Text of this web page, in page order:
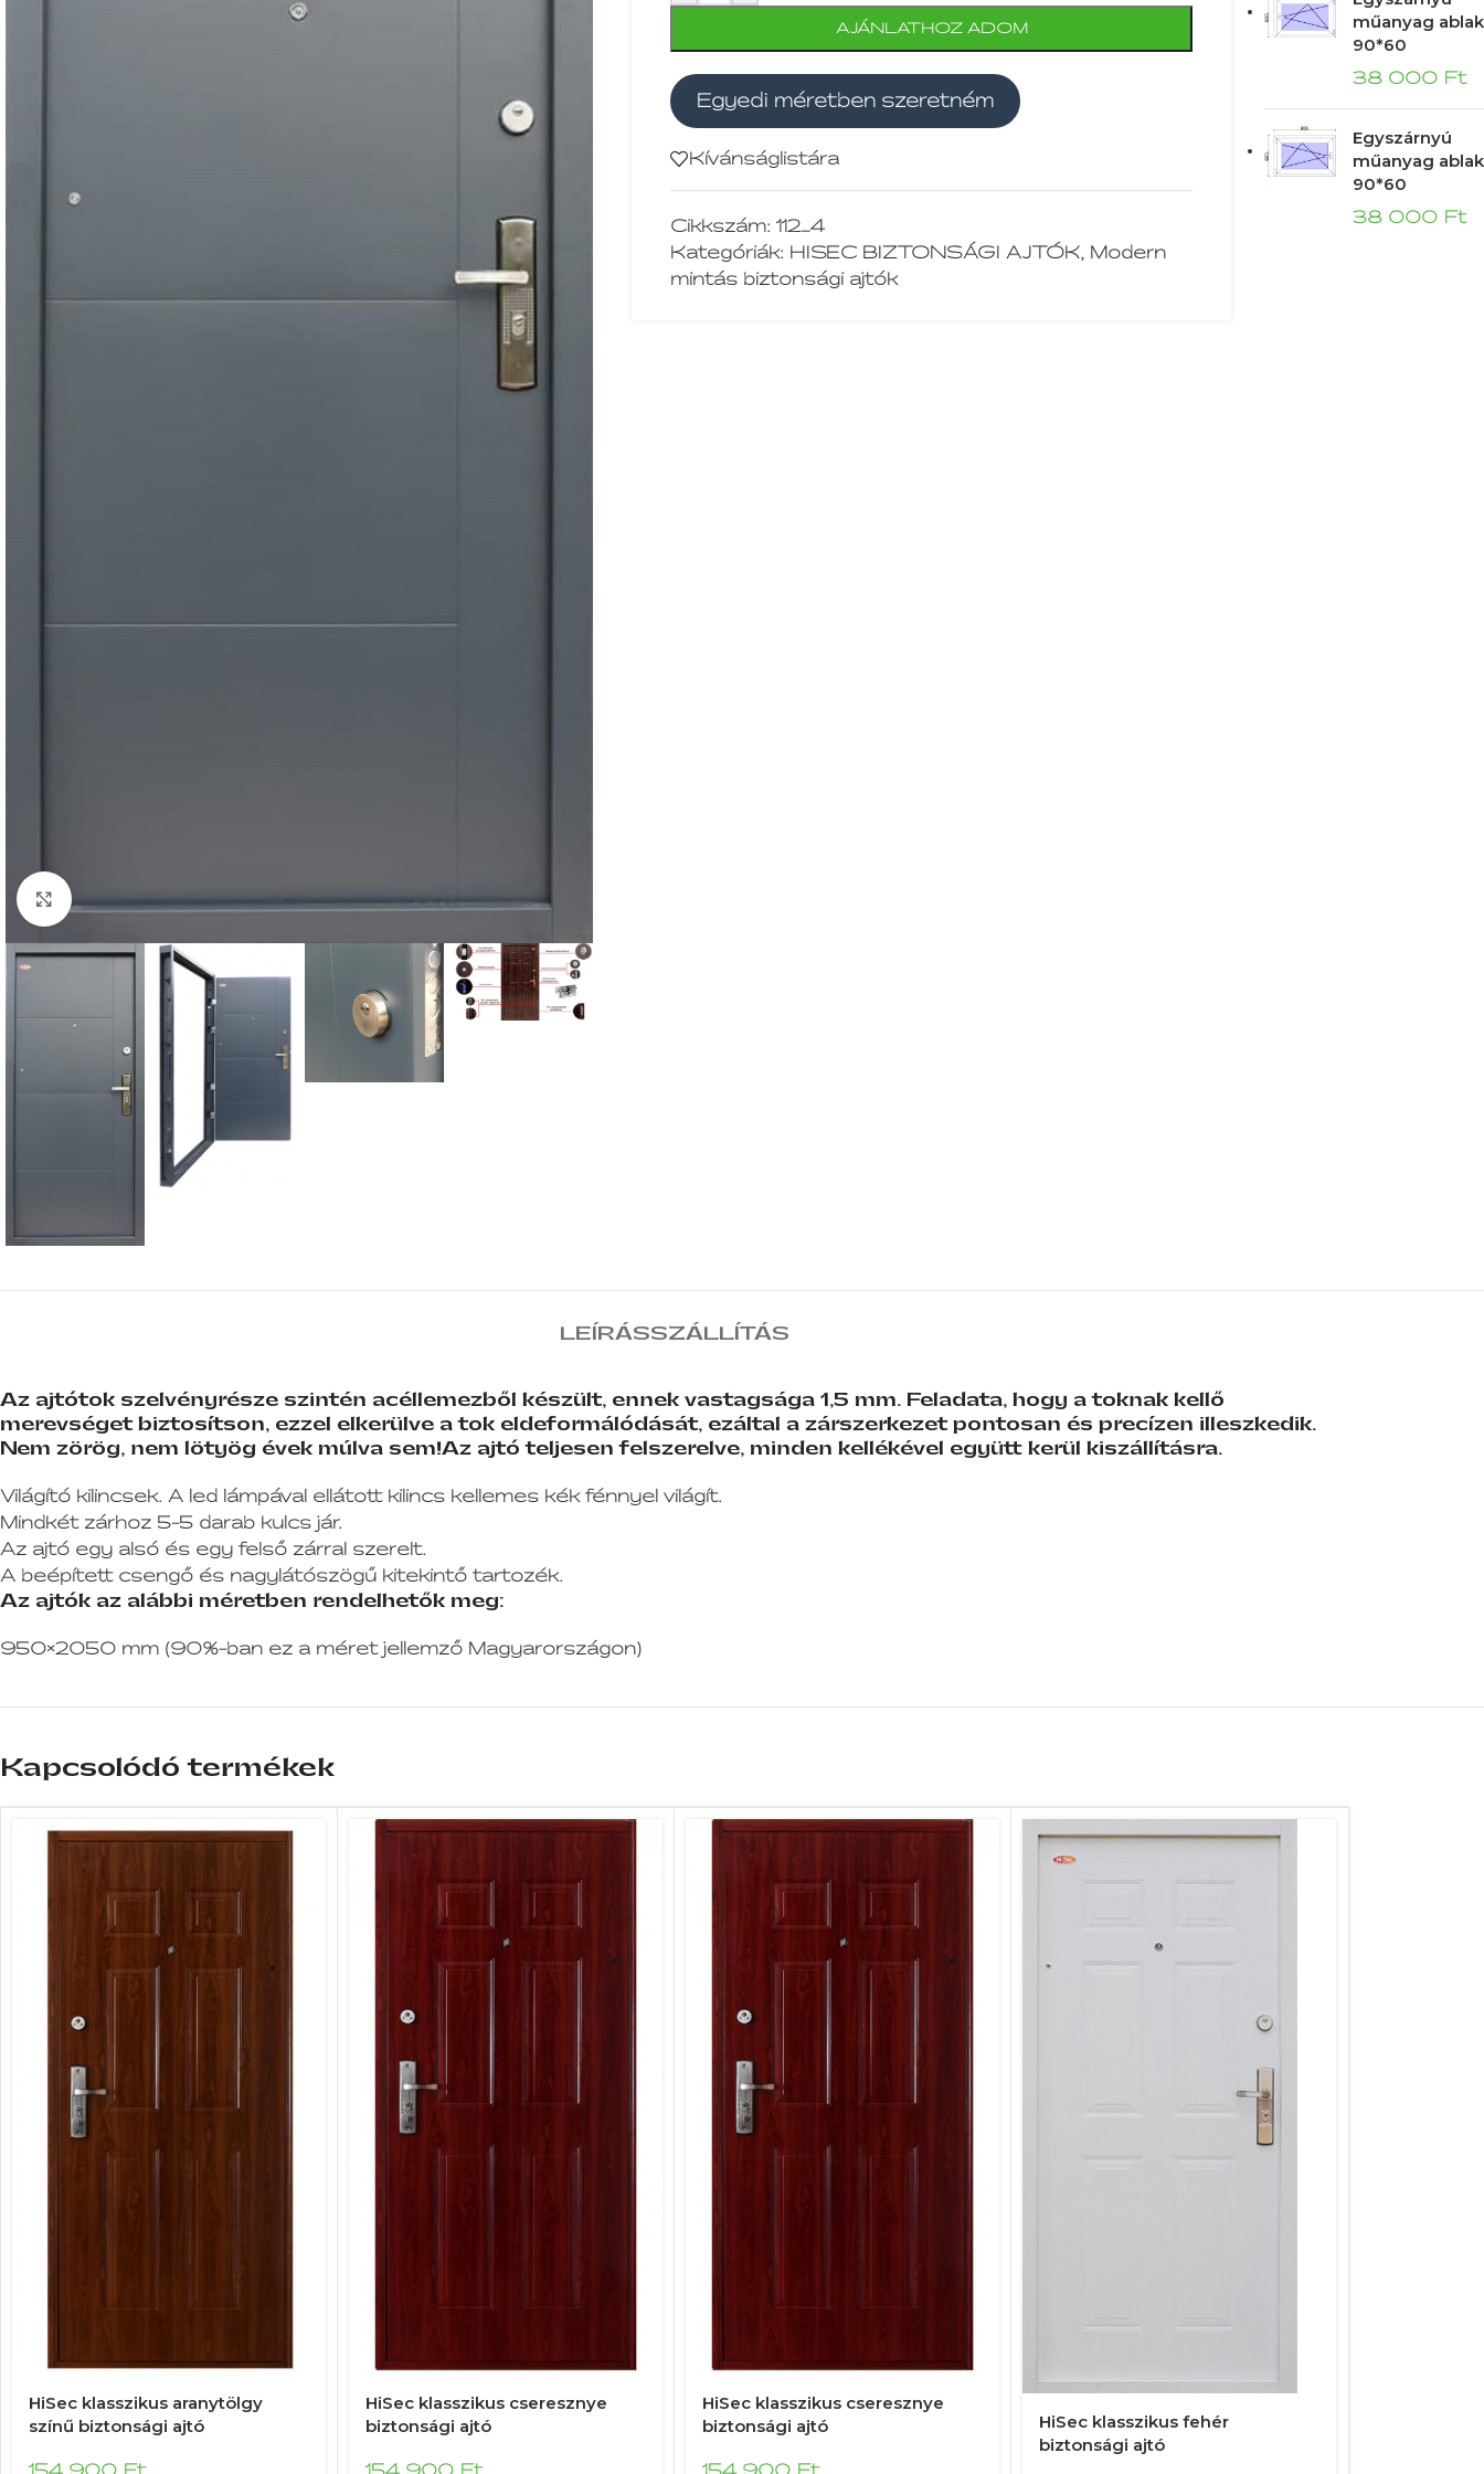
Kattintson a nagyításhoz!
AJÁNLATHOZ ADOM
Egyedi méretben szeretném
Kívánságlistára
Cikkszám:112_4
Kategóriák: HISEC BIZTONSÁGI AJTÓK, Modern
mintás biztonsági ajtók
műanyag ablak
90*60
38 000 Ft
Egyszárnyú
műanyag ablak
90*60
38 000 Ft
LEÍRÁSSZÁLLÍTÁS
Az ajtótok szelvényrésze szintén acéllemezből készült, ennek vastagsága 1,5 mm. Feladata, hogy a toknak kellő
merevséget biztosítson, ezzel elkerülve a tok eldeformálódását, ezáltal a zárszerkezet pontosan és precízen illeszkedik.
Nem zörög, nem lötyög évek múlva sem!Az ajtó teljesen felszerelve, minden kellékével együtt kerül kiszállításra.
Világító kilincsek. A led lámpával ellátott kilincs kellemes kék fénnyel világít.
Mindkét zárhoz 5-5 darab kulcs jár.
Az ajtó egy alsó és egy felső zárral szerelt.
A beépített csengő és nagylátószögű kitekintő tartozék.
Az ajtók az alábbi méretben rendelhetők meg:
950×2050 mm (90%-ban ez a méret jellemző Magyarországon)
Kapcsolódó termékek
HiSec klasszikus aranytölgy
színű biztonsági ajtó
HiSec klasszikus cseresznye
biztonsági ajtó
HiSec klasszikus cseresznye
biztonsági ajtó
HiSec klasszikus fehér
biztonsági ajtó